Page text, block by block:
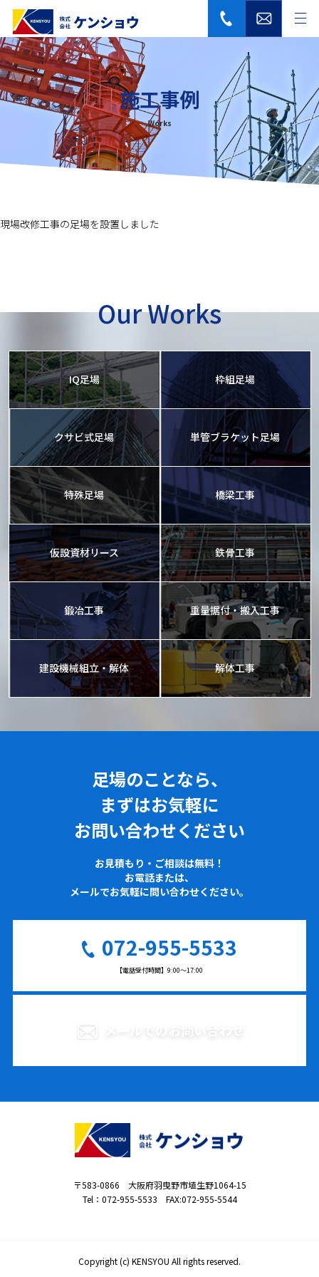
施工事例
Works
現場改修工事の足場を設置しました
Our Works
IQ足場 枠組足場
クサビ式足場 単管ブラケット足場
特殊足場 橋梁工事
仮設資材リース 鉄骨工事
鍛冶工事 重量据付・搬入工事
建設機械組立・解体 解体工事
足場のことなら、
まずはお気軽に
お問い合わせください
お見積もり・ご相談は無料！
お電話または、
メールでお気軽に問い合わせください。
072-955-5533
【電話受付時間】9:00〜17:00
メールでのお問い合わせ
〒583-0866 大阪府羽曳野市埴生野1064-15
Tel： 072-955-5533 FAX:072-955-5544
Copyright (c) KENSYOU All rights reserved.